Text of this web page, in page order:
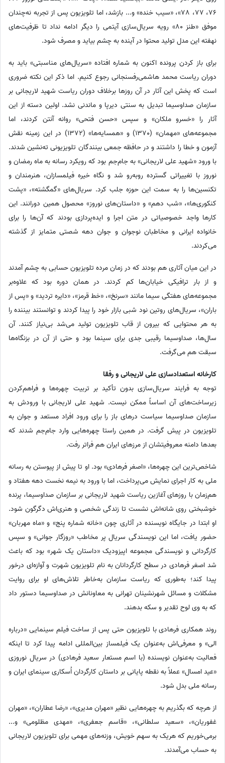
76، 77، 78»، «سیب خنده» و... بازشد، اما تلویزیون پس از تجربه نه‌چندان
موفق «طنز 80» رویه سریال‌سازی آیتمی را دیگر ادامه نداد تا ظرفیت‌های
نهفته این مدل تولید محتوا در آینده به چشم بیاید و مصرف شود.
برای باز کردن پرونده اکنون به شماره افتاده «سریال‌های مناسبتی» باید به
دوران ریاست محمد هاشمی‌رفسنجانی رجوع کنیم. اما ذکر این نکته ضروری
است که پخش این آثار در آن روزها برخلاف دوران ریاست شهید لاریجانی بر
سازمان صداوسیما تبدیل به سنتی دیرپا و ماندنی نشد. اولین دسته از این
آثار را «خسرو ملکان» و سپس «حسن فتحی» روانه آنتن کردند، اما
مجموعه‌های «مهمان» (1370) و «همسایه‌ها» (1372) در این زمینه نقش
آزمون و خطا را داشتند و در حافظه جمعی بینندگان تلویزیونی ته‌نشین شدند.
با ورود «شهید علی لاریجانی» به جام‌جم بود که رویکرد رسانه به ماه رمضان و
نوروز با تغییراتی گسترده روبه‌رو شد و نگاه خیره فیلمسازان، هنرمندان و
تکنسین‌ها را به سمت این حوزه جلب کرد. سریال‌های «گمگشته»، «پشت
کنکوری‌ها»، «شب دهم» و «داستان‌های نوروز» محصول همین دورانند. این
کارها واجد خصوصیاتی در متن اجرا و ایده‌پردازی بودند که آن‌ها را برای
خانواده ایرانی و مخاطبان نوجوان و جوان دهه شصتی متمایز از گذشته
می‌کردند.
در این میان آثاری هم بودند که در زمان مرده تلویزیون حسابی به چشم آمدند
و از بار ترافیکی خیابان‌ها کم کردند. در همان دوره بود که علاوه‌بر
مجموعه‌های هفتگی سیما مانند «سرنخ»، «خط قرمز»، «دایره تردید» و «پس از
باران»، سریال‌های روتین نود شبی بازار خود را پیدا کردند و توانستند بیننده را
به هر محتوایی که بیرون از قاب تلویزیون تولید می‌شد بی‌نیاز کنند. آن
سال‌ها، صداوسیما رقیبی جدی برای سینما بود و حتی از آن در بزنگاه‌ها
سبقت هم می‌گرفت.
کارخانه استعدادسازی علی لاریجانی و رفقا
توجه به فرایند سریال‌سازی بدون تأکید بر تربیت چهره‌ها و فراهم‌کردن
زیرساخت‌های آن اساساً ممکن نیست. شهید علی لاریجانی با ورودش به
سازمان صداوسیما سیاست درهای باز را برای ورود افراد مستعد و جوان به
تلویزیون در پیش گرفت. در همین راستا چهره‌هایی وارد جام‌جم شدند که
بعدها دامنه معروفیتشان از مرزهای ایران هم فراتر رفت.
شاخص‌ترین این چهره‌ها، «اصغر فرهادی» بود. او تا پیش از پیوستن به رسانه
ملی به کار اجرای نمایش می‌پرداخت، اما با ورود به نیمه نخست دهه هفتاد و
هم‌زمان با روزهای آغازین ریاست شهید لاریجانی بر سازمان صداوسیما، پرنده
خوشبختی روی شانه‌اش نشست تا زندگی شخصی و هنری‌اش دگرگون شود.
او ابتدا در جایگاه نویسنده در آثاری چون «خانه شماره پنج» و «ماه مهربان»
حضور یافت، اما این نویسندگی سریال پر مخاطب «روزگار جوانی» و سپس
کارگردانی و نویسندگی مجموعه اپیزودیک «داستان یک شهر» بود که باعث
شد اصغر فرهادی در سطح کارگردانان به نام تلویزیون شهرت و آوازه‌ای درخور
پیدا کند؛ به‌طوری که ریاست سازمان به‌خاطر تلاش‌های او برای روایت
مشکلات و مسائل شهرنشینان تهرانی به معاونانش در صداوسیما دستور داد
که به وی لوح تقدیر و سکه بدهند.
روند همکاری فرهادی با تلویزیون حتی پس از ساخت فیلم سینمایی «درباره
الی» و معرفی‌اش به‌عنوان یک فیلمساز بین‌المللی ادامه پیدا کرد تا اینکه
فعالیت به‌عنوان نویسنده (با اسم مستعار سعید فرهادی) در سریال نوروزی
«عید امسال» عملاً به نقطه پایانی بر داستان کارگردان اُسکاری سینمای ایران و
رسانه ملی بدل شود.
از هرچه که بگذریم به چهره‌هایی نظیر «مهران مدیری»، «رضا عطاران»، «مهران
غفوریان»، «سعید سلطانی»، «قاسم جعفری»، «مهدی مظلومی» و...
برمی‌خوریم که هریک به سهم خویش، وزنه‌های مهمی برای تلویزیون لاریجانی
به حساب می‌آمدند.